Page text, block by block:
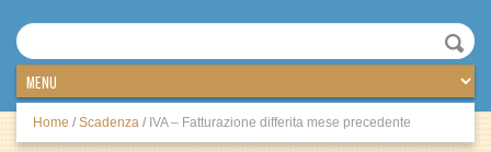
Home / Scadenza / IVA – Fatturazione differita mese precedente